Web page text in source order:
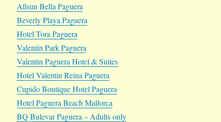
Allsun Bella Paguera
Beverly Playa Paguera
Hotel Tora Paguera
Valentin Park Paguera
Valentin Paguera Hotel & Suites
Hotel Valentin Reina Paguera
Cupido Boutique Hotel Paguera
Hotel Paguera Beach Mallorca
BQ Bulevar Paguera – Adults only